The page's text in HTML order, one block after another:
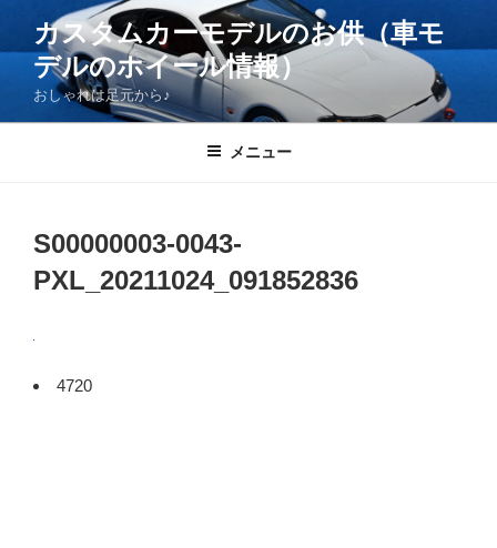
ツ
カスタムカーモデルのお供（車モ
デルのホイール情報）
おしゃれは足元から♪
メニュー
S00000003-0043-
PXL_20211024_091852836
4720